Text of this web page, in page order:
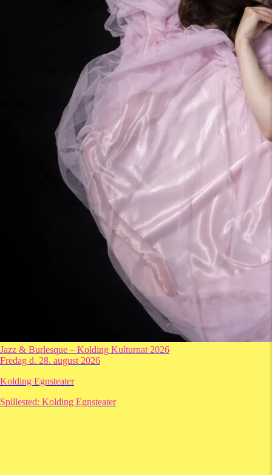
Jazz & Burlesque – Kolding Kulturnat 2026
Fredag d. 28. august 2026
Kolding Egnsteater
Spillested: Kolding Egnsteater